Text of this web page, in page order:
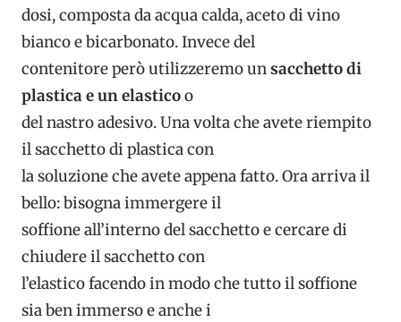
dosi, composta da acqua calda, aceto di vino
bianco e bicarbonato. Invece del
contenitore però utilizzeremo unsacchetto di
plastica e un elasticoo
del nastro adesivo. Una volta che avete riempito
il sacchetto di plastica con
la soluzione che avete appena fatto. Ora arriva il
bello: bisogna immergere il
soffione all’interno del sacchetto e cercare di
chiudere il sacchetto con
l’elastico facendo in modo che tutto il soffione
sia ben immerso e anche i